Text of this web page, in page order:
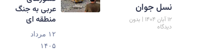
نسل جوان
۱۲ آبان ۱۴۰۴
بدون
دیدگاه
عربی به جنگ
منطقه ای
۱۲ مرداد
۱۴۰۵